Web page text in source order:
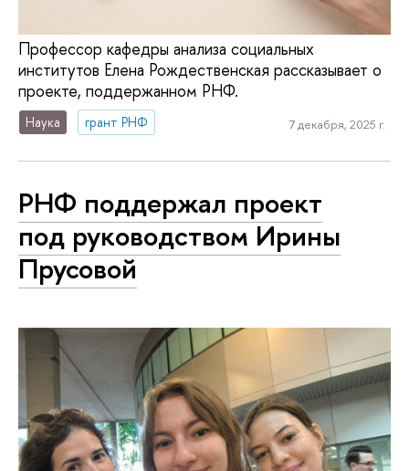
Профессор кафедры анализа социальных
институтов Елена Рождественская рассказывает о
проекте, поддержанном РНФ.
Наука грант РНФ 7 декабря, 2025 г.
РНФ поддержал проект
под руководством Ирины
Прусовой